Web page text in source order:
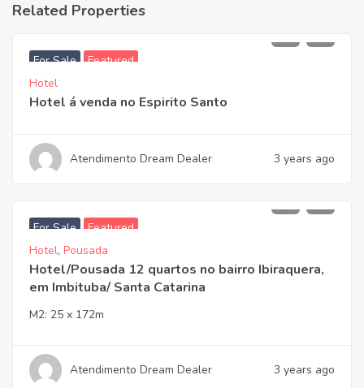
Related Properties
For Sale Featured
Hotel
Hotel á venda no Espirito Santo
Atendimento Dream Dealer 3 years ago
For Sale Featured
Hotel, Pousada
Hotel/Pousada 12 quartos no bairro Ibiraquera,
em Imbituba/ Santa Catarina
M2: 25 x 172m
Atendimento Dream Dealer 3 years ago